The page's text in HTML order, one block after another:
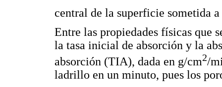
central de la superficie sometida
Entre las propiedades físicas que
la tasa inicial de absorción y la
absorción (TIA), dada en g/cm2/
ladrillo en un minuto, pues los